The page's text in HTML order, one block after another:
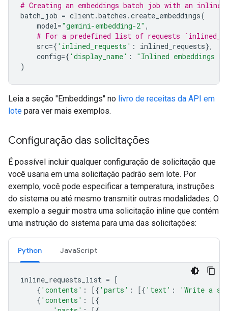
# Creating an embeddings batch job with an inline
batch_job = client.batches .create_embeddings(
model="gemini-embedding-2" ,
# For a predefined list of requests
src={ 'inlined_requests' : inlined_requests},
config={ 'display_name' :
"Inlined embeddings
)
Leia a seção "Embeddings" no livro de receitas da API em
lote para ver mais exemplos.
Configuração das solicitações
É possível incluir qualquer configuração de solicitação que
você usaria em uma solicitação padrão sem lote. Por
exemplo, você pode especificar a temperatura, instruções
do sistema ou até mesmo transmitir outras modalidades. O
exemplo a seguir mostra uma solicitação inline que contém
uma instrução do sistema para uma das solicitações:
Python JavaScript
inline_requests_list = [
{ 'contents' : [{ 'parts' : [{ 'text' :
'Write a
{ 'contents' :
[{